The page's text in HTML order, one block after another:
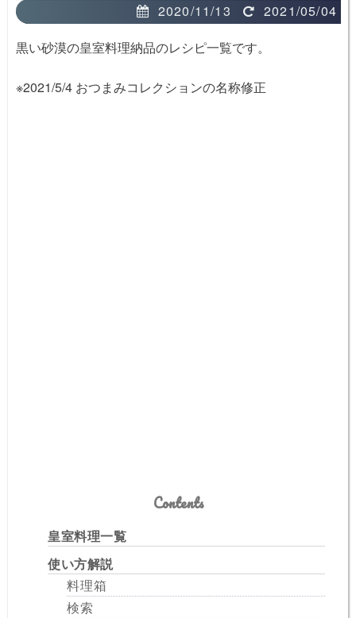
2020/11/13
2021/05/04
黒い砂漠の皇室料理納品のレシピ一覧です。
※2021/5/4 おつまみコレクションの名称修正
Contents
皇室料理一覧
使い方解説
料理箱
検索